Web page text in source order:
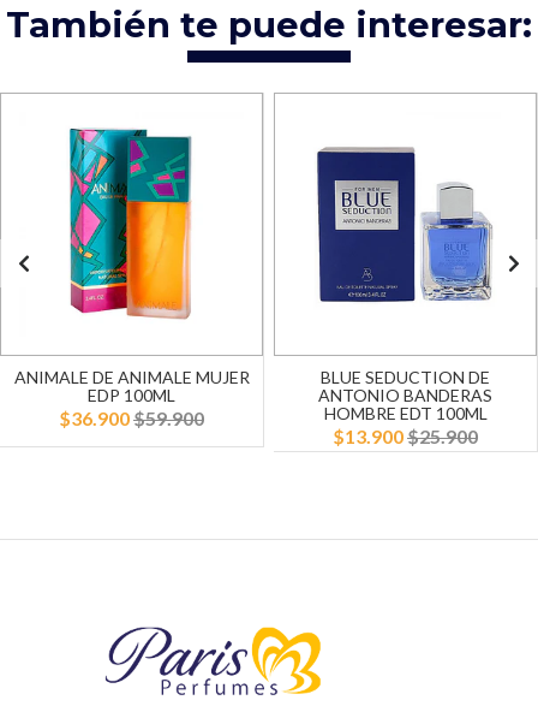
También te puede interesar:
ANIMALE DE ANIMALE MUJER
EDP 100ML
$36.900$59.900
BLUE SEDUCTION DE
ANTONIO BANDERAS
HOMBRE EDT 100ML
$13.900$25.900